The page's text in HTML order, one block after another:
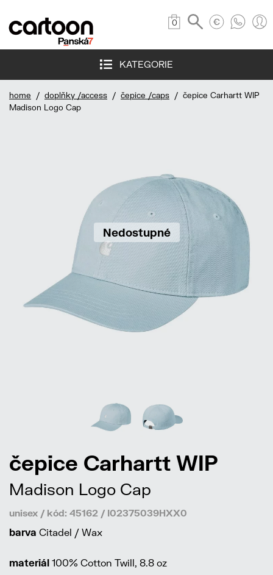
0
KATEGORIE
home / doplňky /access / čepice /caps / čepice Carhartt WIP
Madison Logo Cap
Nedostupné
čepice Carhartt WIP
Madison Logo Cap
unisex / kód: 45162 / I02375039HXX0
barva Citadel / Wax
materiál 100% Cotton Twill, 8.8 oz